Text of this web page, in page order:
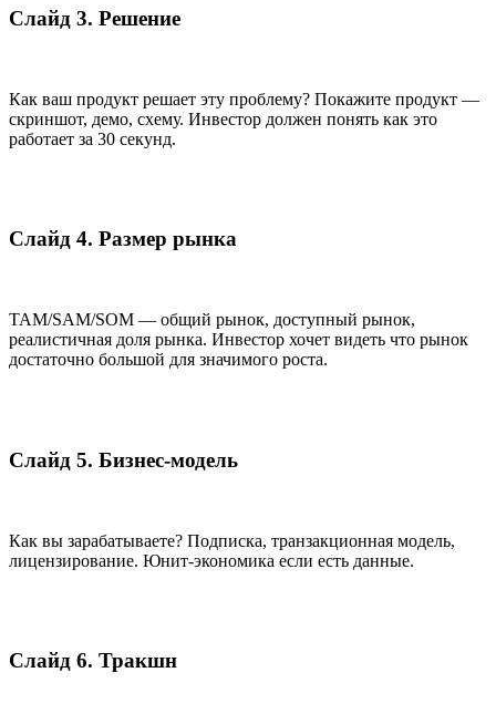
Слайд 3. Решение
Как ваш продукт решает эту проблему? Покажите продукт —
скриншот, демо, схему. Инвестор должен понять как это
работает за 30 секунд.
Слайд 4. Размер рынка
TAM/SAM/SOM — общий рынок, доступный рынок,
реалистичная доля рынка. Инвестор хочет видеть что рынок
достаточно большой для значимого роста.
Слайд 5. Бизнес-модель
Как вы зарабатываете? Подписка, транзакционная модель,
лицензирование. Юнит-экономика если есть данные.
Слайд 6. Тракшн